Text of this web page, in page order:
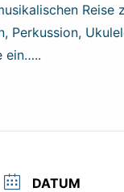
Reise
Perkussion,
ein…..
DATUM